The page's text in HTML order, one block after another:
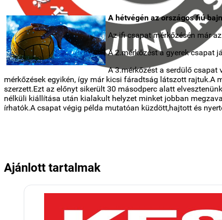
A hétvégén az országos fiú
Az ifi csapat mérkőzésén már
A 2.mérkőzést a gyerek csapat
A 3.mérkőzést a serdülő
mérkőzések egyikén, így már kicsi fáradtság látszott rajtuk.A
szerzett.Ezt az előnyt sikerült 30 másodperc alatt
nélküli kiállítása után kialakult helyzet minket jobban
írhatók.A csapat végig példa mutatóan küzdött,hajtott és
Ajánlott tartalmak